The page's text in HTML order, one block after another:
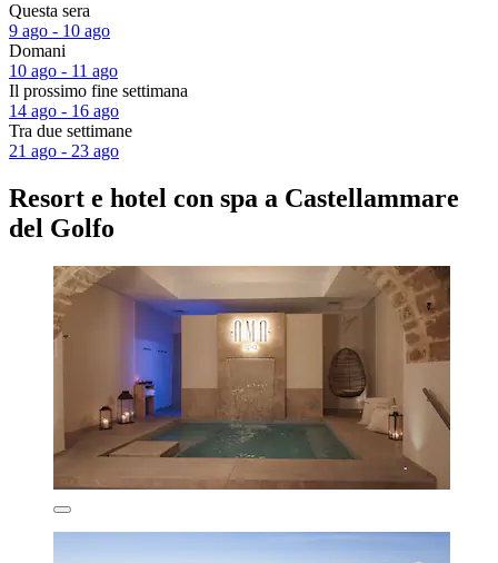
Questa sera
9 ago - 10 ago
Domani
10 ago - 11 ago
Il prossimo fine settimana
14 ago - 16 ago
Tra due settimane
21 ago - 23 ago
Resort e hotel con spa a Castellammare
del Golfo